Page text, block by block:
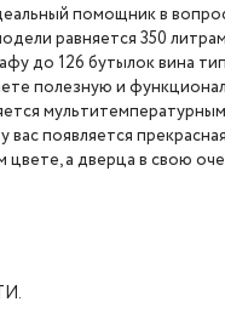
помощник в
равняется 350
до 126 бутылок вина
полезную и
вас появляется
а дверца в свою